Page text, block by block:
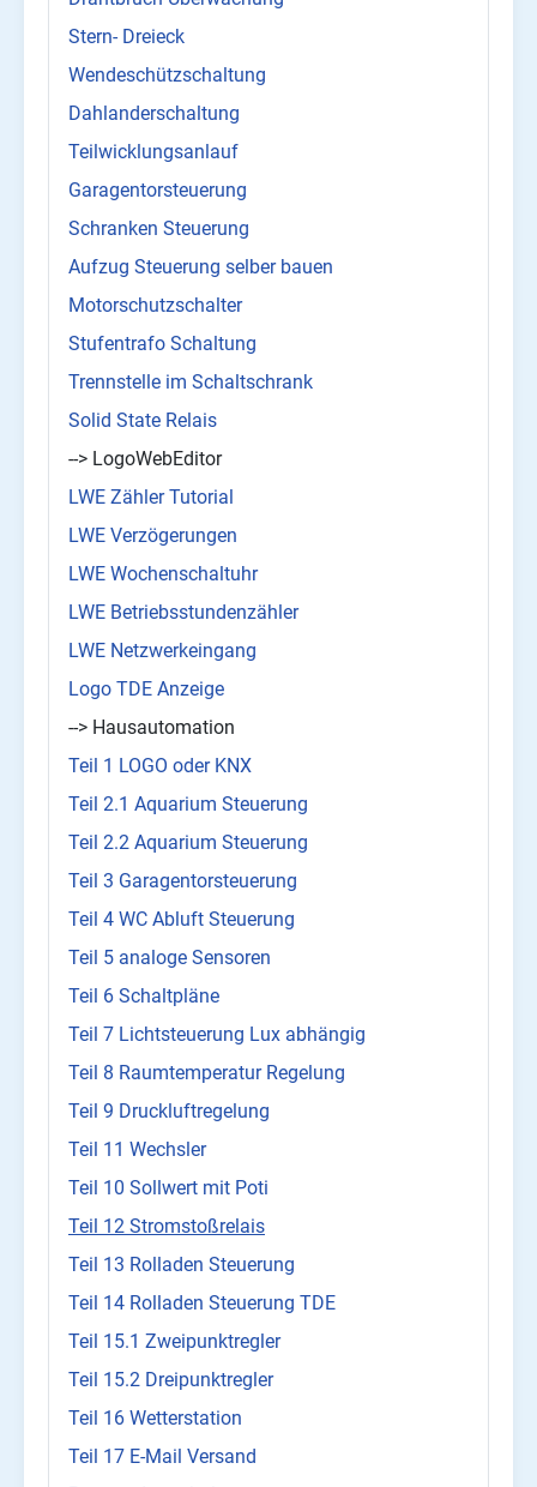
Stern- Dreieck
Wendeschützschaltung
Dahlanderschaltung
Teilwicklungsanlauf
Garagentorsteuerung
Schranken Steuerung
Aufzug Steuerung selber bauen
Motorschutzschalter
Stufentrafo Schaltung
Trennstelle im Schaltschrank
Solid State Relais
--> LogoWebEditor
LWE Zähler Tutorial
LWE Verzögerungen
LWE Wochenschaltuhr
LWE Betriebsstundenzähler
LWE Netzwerkeingang
Logo TDE Anzeige
--> Hausautomation
Teil 1 LOGO oder KNX
Teil 2.1 Aquarium Steuerung
Teil 2.2 Aquarium Steuerung
Teil 3 Garagentorsteuerung
Teil 4 WC Abluft Steuerung
Teil 5 analoge Sensoren
Teil 6 Schaltpläne
Teil 7 Lichtsteuerung Lux abhängig
Teil 8 Raumtemperatur Regelung
Teil 9 Druckluftregelung
Teil 11 Wechsler
Teil 10 Sollwert mit Poti
Teil 12 Stromstoßrelais
Teil 13 Rolladen Steuerung
Teil 14 Rolladen Steuerung TDE
Teil 15.1 Zweipunktregler
Teil 15.2 Dreipunktregler
Teil 16 Wetterstation
Teil 17 E-Mail Versand